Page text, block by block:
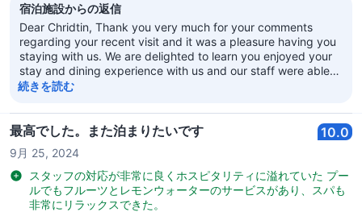
宿泊施設からの返信
Dear Chridtin, Thank you very much for your comments
regarding your recent visit and it was a pleasure having you
staying with us. We are delighted to learn you enjoyed your
stay and dining experience with us and our staff were able
to engage you and provide you with a memorable
the entire team of staff to enjoy. After all, there is no better
motivation than your words of praise for a job well-done.
Seasons Hotels and Resorts. We look forward to the
opportunity of welcoming you back in the not too distant
future. Sincerely, Vikram K Reddy Regional Vice President &
General Manager
続きを読む
最高でした。また泊まりたいです 10.0
9月 25, 2024
スタッフの対応が非常に良くホスピタリティに溢れていた プー
ルでもフルーツとレモンウォーターのサービスがあり、スパも
非常にリラックスできた。